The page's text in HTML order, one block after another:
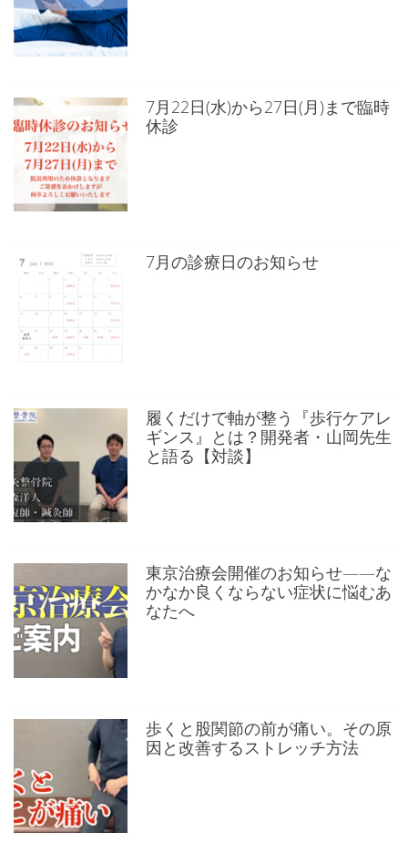
7月22日(水)から27日(月)まで臨時
休診
7月の診療日のお知らせ
履くだけで軸が整う『歩行ケアレ
ギンス』とは？開発者・山岡先生
と語る【対談】
東京治療会開催のお知らせ——な
かなか良くならない症状に悩むあ
なたへ
歩くと股関節の前が痛い。その原
因と改善するストレッチ方法